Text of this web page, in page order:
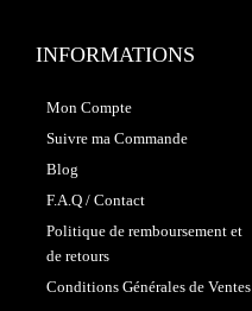
INFORMATIONS
Mon Compte
Suivre ma Commande
Blog
F.A.Q / Contact
Politique de remboursement et
de retours
Conditions Générales de Ventes